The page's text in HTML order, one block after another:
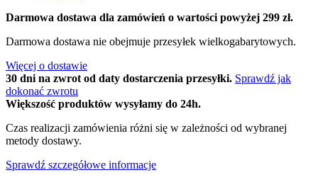
Darmowa dostawa dla zamówień o wartości powyżej 299 zł.
Darmowa dostawa nie obejmuje przesyłek wielkogabarytowych.
Więcej o dostawie
30 dni na zwrot od daty dostarczenia przesyłki. Sprawdź jak
dokonać zwrotu
Większość produktów wysyłamy do 24h.
Czas realizacji zamówienia różni się w zależności od wybranej
metody dostawy.
Sprawdź szczegółowe informacje